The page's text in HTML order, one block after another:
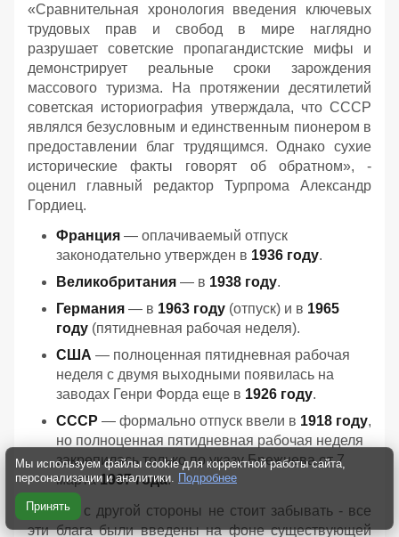
«Сравнительная хронология введения ключевых
трудовых прав и свобод в мире наглядно
разрушает советские пропагандистские мифы и
демонстрирует реальные сроки зарождения
массового туризма. На протяжении десятилетий
советская историография утверждала, что СССР
являлся безусловным и единственным пионером в
предоставлении благ трудящимся. Однако сухие
исторические факты говорят об обратном», -
оценил главный редактор Турпрома Александр
Гордиец.
Франция — оплачиваемый отпуск
законодательно утвержден в 1936 году.
Великобритания — в 1938 году.
Германия — в 1963 году (отпуск) и в 1965
году (пятидневная рабочая неделя).
США — полноценная пятидневная рабочая
неделя с двумя выходными появилась на
заводах Генри Форда еще в 1926 году.
СССР — формально отпуск ввели в 1918 году,
но полноценная пятидневная рабочая неделя
закрепилась только по указу Брежнева от 7
марта1967 года.
Правда с другой стороны не стоит забывать - все
эти блага были введены на фоне существующей
Мы используем файлы cookie для корректной работы сайта,
персонализации и аналитики. Подробнее
Принять